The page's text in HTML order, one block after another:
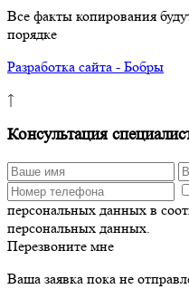
Все факты копирования
порядке
Разработка сайта - Бобры
↑
Консультация
персональных данных в
персональных данных.
Перезвоните мне
Ваша заявка пока не